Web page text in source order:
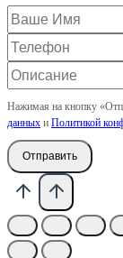
Нажимая на кнопку
данных и Политикой
Отправить